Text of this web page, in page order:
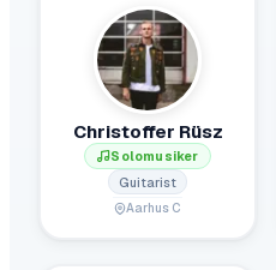
Christoffer Rüsz
Solomusiker
Guitarist
Aarhus C